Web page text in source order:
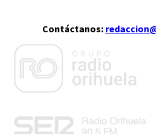
Contáctanos: